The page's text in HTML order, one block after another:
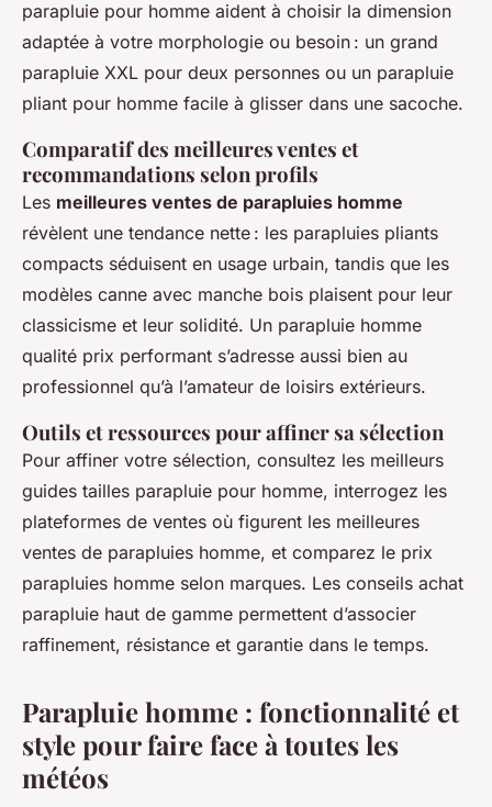
parapluie pour homme aident à choisir la dimension
adaptée à votre morphologie ou besoin : un grand
parapluie XXL pour deux personnes ou un parapluie
pliant pour homme facile à glisser dans une sacoche.
Comparatif des meilleures ventes et
recommandations selon profils
Les meilleures ventes de parapluies homme
révèlent une tendance nette : les parapluies pliants
compacts séduisent en usage urbain, tandis que les
modèles canne avec manche bois plaisent pour leur
classicisme et leur solidité. Un parapluie homme
qualité prix performant s’adresse aussi bien au
professionnel qu’à l’amateur de loisirs extérieurs.
Outils et ressources pour affiner sa sélection
Pour affiner votre sélection, consultez les meilleurs
guides tailles parapluie pour homme, interrogez les
plateformes de ventes où figurent les meilleures
ventes de parapluies homme, et comparez le prix
parapluies homme selon marques. Les conseils achat
parapluie haut de gamme permettent d’associer
raffinement, résistance et garantie dans le temps.
Parapluie homme : fonctionnalité et
style pour faire face à toutes les
météos